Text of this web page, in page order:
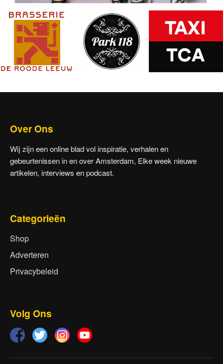
Over Ons
Wij zijn een online blad vol inspiratie, verhalen en
gebeurtenissen in en over Amsterdam, Elke week nieuwe
artikelen, interviews en podcast.
Categorieën
Shop
Adverteren
Privacybeleid
Volg Ons